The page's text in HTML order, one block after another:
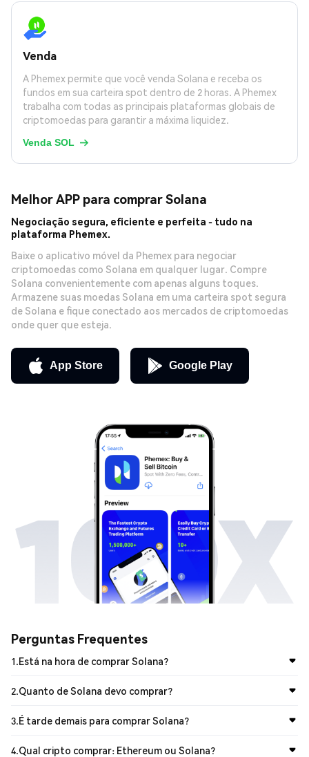
Venda
A Phemex permite que você venda Solana e receba os
fundos em sua carteira spot dentro de 2 horas. A Phemex
trabalha com todas as principais plataformas globais de
criptomoedas para garantir a máxima liquidez.
Venda SOL 
Melhor APP para comprar Solana
Negociação segura, eficiente e perfeita - tudo na
plataforma Phemex.
Baixe o aplicativo móvel da Phemex para negociar
criptomoedas como Solana em qualquer lugar. Compre
Solana convenientemente com apenas alguns toques.
Armazene suas moedas Solana em uma carteira spot segura
de Solana e fique conectado aos mercados de criptomoedas
onde quer que esteja.
App Store Google Play
Perguntas Frequentes
1.Está na hora de comprar Solana? 
2.Quanto de Solana devo comprar? 
3.É tarde demais para comprar Solana? 
4.Qual cripto comprar: Ethereum ou Solana? 